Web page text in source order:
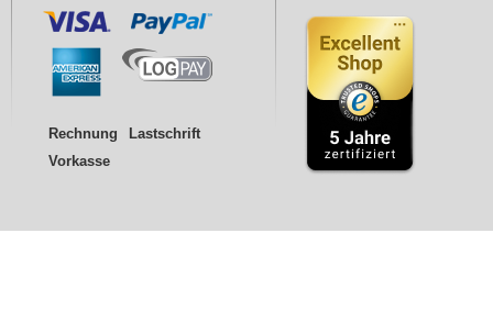
Rechnung
Lastschrift
Vorkasse